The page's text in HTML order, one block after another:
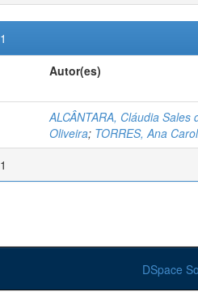
Autor(es)
ALCÂNTARA, Cláudia Sales
Oliveira; TORRES, Ana
DSpace